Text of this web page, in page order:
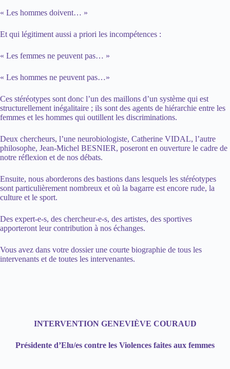
« Les hommes doivent… »
Et qui légitiment aussi a priori les incompétences :
« Les femmes ne peuvent pas… »
« Les hommes ne peuvent pas…»
Ces stéréotypes sont donc l’un des maillons d’un système qui est
structurellement inégalitaire ; ils sont des agents de hiérarchie entre les
femmes et les hommes qui outillent les discriminations.
Deux chercheurs, l’une neurobiologiste, Catherine VIDAL, l’autre
philosophe, Jean-Michel BESNIER, poseront en ouverture le cadre de
notre réflexion et de nos débats.
Ensuite, nous aborderons des bastions dans lesquels les stéréotypes
sont particulièrement nombreux et où la bagarre est encore rude, la
culture et le sport.
Des expert-e-s, des chercheur-e-s, des artistes, des sportives
apporteront leur contribution à nos échanges.
Vous avez dans votre dossier une courte biographie de tous les
intervenants et de toutes les intervenantes.
INTERVENTION GENEVIÈVE COURAUD
Présidente d’Elu/es contre les Violences faites aux femmes